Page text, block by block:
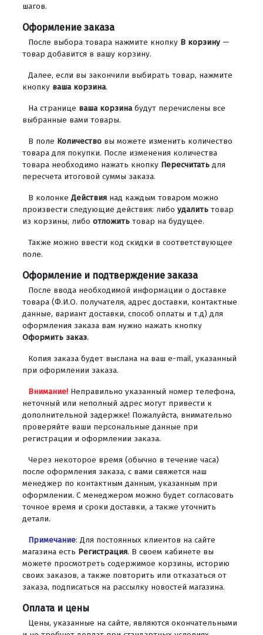
шагов.
Оформление заказа
После выбора товара нажмите кнопку В корзину —
товар добавится в вашу корзину.
Далее, если вы закончили выбирать товар, нажмите
кнопку ваша корзина.
На странице ваша корзинабудут перечислены все
выбранные вами товары.
В поле Количество вы можете изменить количество
товара для покупки. После изменения количества
товара необходимо нажать кнопку Пересчитать для
пересчета итоговой суммы заказа.
В колонке Действия над каждым товаром можно
произвести следующие действия: либо удалить товар
из корзины, либо отложить товар на будущее.
Также можно ввести код скидки в соответствующее
поле.
Оформление и подтверждение заказа
После ввода необходимой информации о доставке
товара (Ф.И.О. получателя, адрес доставки, контактные
данные, вариант доставки, способ оплаты и т.д) для
оформления заказа вам нужно нажать кнопку
Оформить заказ.
Копия заказа будет выслана на ваш e-mail, указанный
при оформлении заказа.
Внимание! Неправильно указанный номер телефона,
неточный или неполный адрес могут привести к
дополнительной задержке! Пожалуйста, внимательно
проверяйте ваши персональные данные при
регистрации и оформлении заказа.
Через некоторое время (обычно в течение часа)
после оформления заказа, с вами свяжется наш
менеджер по контактным данным, указанным при
оформлении. С менеджером можно будет согласовать
точное время и сроки доставки, а также уточнить
детали.
Примечание: Для постоянных клиентов на сайте
магазина есть Регистрация. В своем кабинете вы
можете просмотреть содержимое корзины, историю
своих заказов, а также повторить или отказаться от
заказа, подписаться на рассылку новостей магазина.
Оплата и цены
Цены, указанные на сайте, являются окончательными